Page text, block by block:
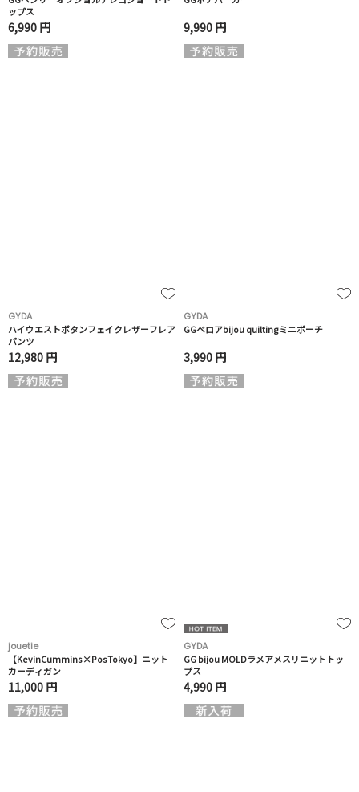
ップス
6,990 円 9,990 円
GYDA
ハイウエストボタンフェイクレザーフレア
パンツ
12,980 円
GYDA
GGベロアbijou quiltingミニポーチ
3,990 円
jouetie
【KevinCummins×PosTokyo】ニット
カーディガン
11,000 円
GYDA
GG bijou MOLDラメアメスリニットトッ
プス
4,990 円